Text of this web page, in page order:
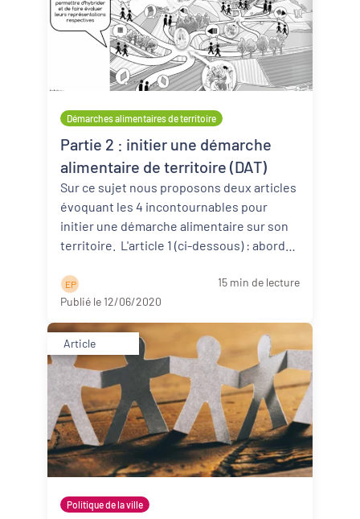
Démarches alimentaires de territoire
Partie 2 : initier une démarche
alimentaire de territoire (DAT)
Sur ce sujet nous proposons deux articles
évoquant les 4 incontournables pour
initier une démarche alimentaire sur son
territoire. L'article 1 (ci-dessous) : aborde
E P
15 min de lecture
Publié le 12/06/2020
Article
Politique de la ville